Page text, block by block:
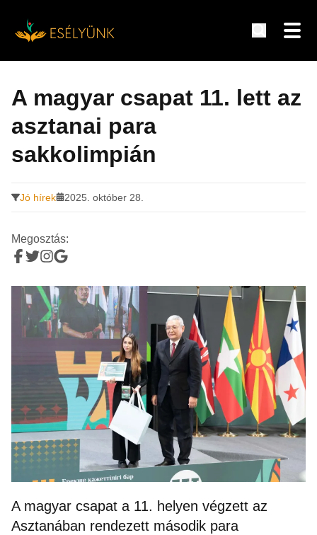
tartalomra
A magyar csapat 11. lett az
asztanai para
sakkolimpián
Jó hírek 2025. október 28.
Megosztás:
A magyar csapat a 11. helyen végzett az
Asztanában rendezett második para